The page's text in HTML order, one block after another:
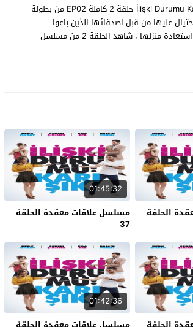
مسلسل علاقات معقدة الحلقة 2 مترجمة مشاهدة وتحميل مسلسل “علاقات معقدة” İlişki Durumu Karışık حلقة 2 كاملة EP02 من بطولة
عليها من قبل اصدقائها الذين باعوا
منزلها لشاب غني والذي يعرض على الفتاة ان تتزوجه على الورق لاثارة غيرة حبيبته مقابل استعادة منزلها ، شاهد الحلقة 2 من مسلسل
الحلقة
01:45:32
مسلسل علاقات معقدة الحلقة
37
01:42:36